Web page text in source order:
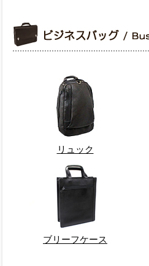
リュック
ブリーフケース